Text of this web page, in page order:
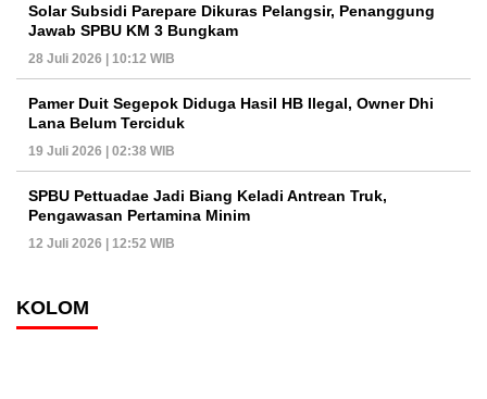
Solar Subsidi Parepare Dikuras Pelangsir, Penanggung
Jawab SPBU KM 3 Bungkam
28 Juli 2026 | 10:12 WIB
Pamer Duit Segepok Diduga Hasil HB Ilegal, Owner Dhi
Lana Belum Terciduk
19 Juli 2026 | 02:38 WIB
SPBU Pettuadae Jadi Biang Keladi Antrean Truk,
Pengawasan Pertamina Minim
12 Juli 2026 | 12:52 WIB
KOLOM